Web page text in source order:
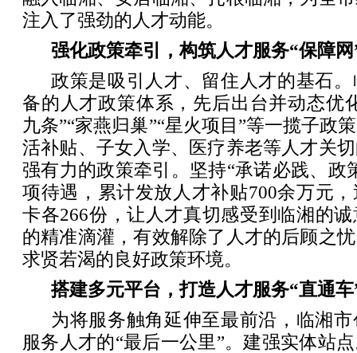
注入了强劲的人才动能。
强化政策牵引，构筑人才服务“保障网
政策是吸引人才、留住人才的基石
备的人才政策体系，先后出台并动态优
九条”“家燕归巢”“星火项目”等一揽子政
活补贴、子女入学、医疗养老等人才关
强有力的政策牵引。坚持“承诺必践、政
项待遇，累计发放人才补贴700余万元
卡各266份，让人才真切感受到临湘的
的精准滴灌，有效解除了人才的后顾之
求贤若渴的良好政策环境。
搭建多元平台，打造人才服务“直通车
为将服务触角延伸至最前沿，临湘
服务人才的“最后一公里”。建强实体站